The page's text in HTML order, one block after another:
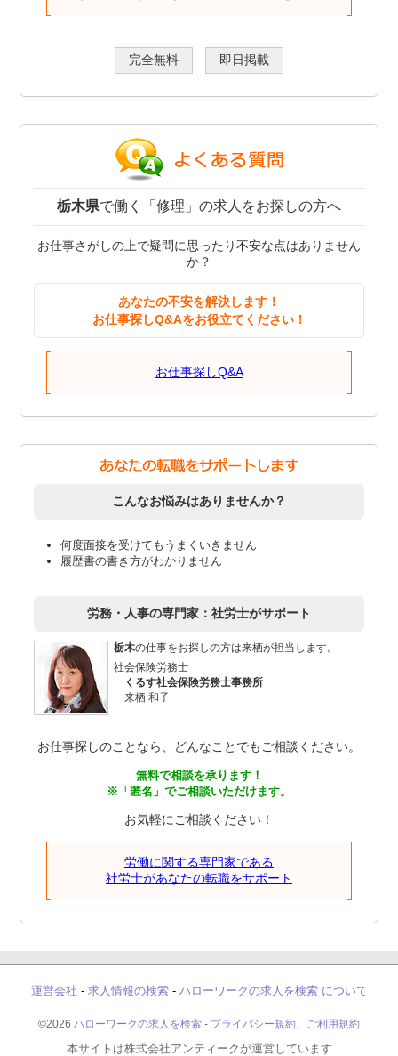
完全無料 即日掲載
栃木県で働く「修理」の求人をお探しの方へ
お仕事さがしの上で疑問に思ったり不安な点はありません
か？
あなたの不安を解決します！
お仕事探しQ&Aをお役立てください！
お仕事探しQ&A
こんなお悩みはありませんか？
何度面接を受けてもうまくいきません
履歴書の書き方がわかりません
労務・人事の専門家：社労士がサポート
栃木の仕事をお探しの方は来栖が担当します。
社会保険労務士
くるす社会保険労務士事務所
来栖 和子
お仕事探しのことなら、どんなことでもご相談ください。
無料で相談を承ります！
※「匿名」でご相談いただけます。
お気軽にご相談ください！
労働に関する専門家である
社労士があなたの転職をサポート
運営会社 - 求人情報の検索- ハローワークの求人を検索 について
©2026 ハローワークの求人を検索 - プライバシー規約、ご利用規約
本サイトは株式会社アンティークが運営しています